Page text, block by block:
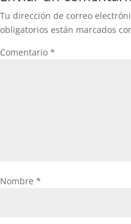
Tu dirección de correo
obligatorios están marcados
Comentario *
Nombre *